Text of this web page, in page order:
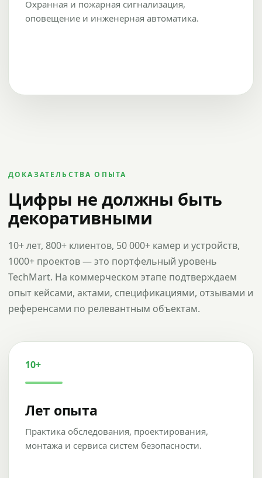
Охранная и пожарная сигнализация,
оповещение и инженерная автоматика.
ДОКАЗАТЕЛЬСТВА ОПЫТА
Цифры не должны быть
декоративными
10+ лет, 800+ клиентов, 50 000+ камер и устройств,
1000+ проектов — это портфельный уровень
TechMart. На коммерческом этапе подтверждаем
опыт кейсами, актами, спецификациями, отзывами и
референсами по релевантным объектам.
10+
Лет опыта
Практика обследования, проектирования,
монтажа и сервиса систем безопасности.